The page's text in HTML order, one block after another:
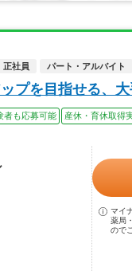
正社員 パート・アルバイト
プを目指せる、
者も応募可能 産休・育休取得
マイ
薬局
ので